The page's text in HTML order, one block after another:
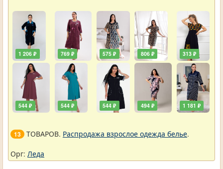
1 206 ₽
544 ₽
769 ₽
544 ₽
575 ₽
544 ₽
806 ₽
494 ₽
313 ₽
1 181 ₽
13 ТОВАРОВ. Распродажа взрослое одежда белье.
Орг: Леда